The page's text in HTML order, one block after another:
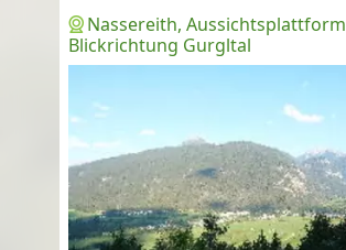
Nassereith, Aussichtsplattform
Blickrichtung Gurgltal